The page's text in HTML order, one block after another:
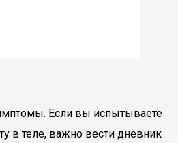
Если вы испытываете
в теле, важно вести дневник